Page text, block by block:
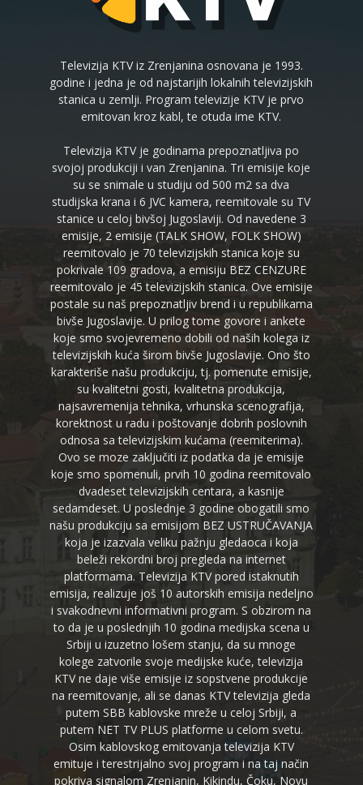
Televizija KTV iz Zrenjanina osnovana je 1993.
godine i jedna je od najstarijih lokalnih televizijskih
stanica u zemlji. Program televizije KTV je prvo
emitovan kroz kabl, te otuda ime KTV.
Televizija KTV je godinama prepoznatljiva po
svojoj produkciji i van Zrenjanina. Tri emisije koje
su se snimale u studiju od 500 m2 sa dva
studijska krana i 6 JVC kamera, reemitovale su TV
stanice u celoj bivšoj Jugoslaviji. Od navedene 3
emisije, 2 emisije (TALK SHOW, FOLK SHOW)
reemitovalo je 70 televizijskih stanica koje su
pokrivale 109 gradova, a emisiju BEZ CENZURE
reemitovalo je 45 televizijskih stanica. Ove emisije
postale su naš prepoznatljiv brend i u republikama
bivše Jugoslavije. U prilog tome govore i ankete
koje smo svojevremeno dobili od naših kolega iz
televizijskih kuća širom bivše Jugoslavije. Ono što
karakteriše našu produkciju, tj. pomenute emisije,
su kvalitetni gosti, kvalitetna produkcija,
najsavremenija tehnika, vrhunska scenografija,
korektnost u radu i poštovanje dobrih poslovnih
odnosa sa televizijskim kućama (reemiterima).
Ovo se moze zaključiti iz podatka da je emisije
koje smo spomenuli, prvih 10 godina reemitovalo
dvadeset televizijskih centara, a kasnije
sedamdeset. U poslednje 3 godine obogatili smo
našu produkciju sa emisijom BEZ USTRUČAVANJA
koja je izazvala veliku pažnju gledaoca i koja
beleži rekordni broj pregleda na internet
platformama. Televizija KTV pored istaknutih
emisija, realizuje još 10 autorskih emisija nedeljno
i svakodnevni informativni program. S obzirom na
to da je u poslednjih 10 godina medijska scena u
Srbiji u izuzetno lošem stanju, da su mnoge
kolege zatvorile svoje medijske kuće, televizija
KTV ne daje više emisije iz sopstvene produkcije
na reemitovanje, ali se danas KTV televizija gleda
putem SBB kablovske mreže u celoj Srbiji, a
putem NET TV PLUS platforme u celom svetu.
Osim kablovskog emitovanja televizija KTV
emituje i terestrijalno svoj program i na taj način
pokriva signalom Zrenjanin, Kikindu, Čoku, Novu